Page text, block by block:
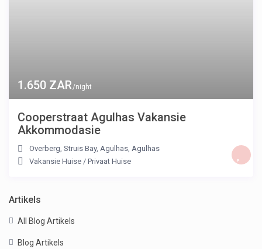
1.650 ZAR/night
Cooperstraat Agulhas Vakansie
Akkommodasie
Overberg, Struis Bay, Agulhas,Agulhas
Vakansie Huise /Privaat Huise
Artikels
All Blog Artikels
Blog Artikels